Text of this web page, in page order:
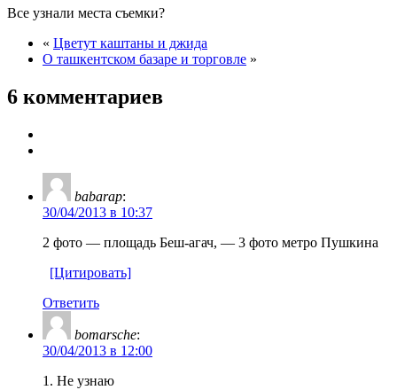
Все узнали места съемки?
« Цветут каштаны и джида
О ташкентском базаре и торговле »
6 комментариев
babarap:
30/04/2013 в 10:37
2 фото — площадь Беш-агач, — 3 фото метро Пушкина
[Цитировать]
Ответить
bomarsche:
30/04/2013 в 12:00
1. Не узнаю